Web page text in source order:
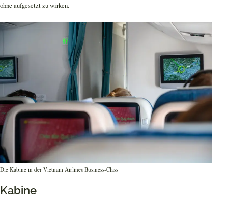
ohne aufgesetzt zu wirken.
Die Kabine in der Vietnam Airlines Business-Class
Kabine